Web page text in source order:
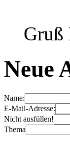
Gruß
Neue
Name:
E-Mail-Adresse:
Nicht ausfüllen!
Thema